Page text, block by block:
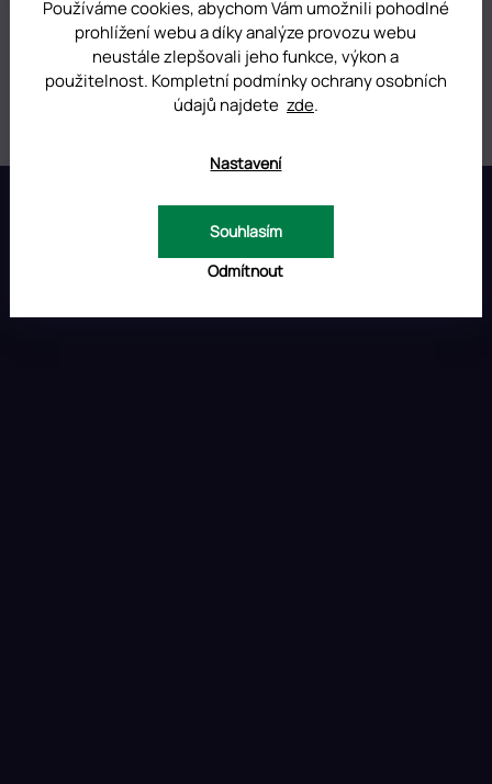
Používáme cookies, abychom Vám umožnili pohodlné
prohlížení webu a díky analýze provozu webu
neustále zlepšovali jeho funkce, výkon a
použitelnost. Kompletní podmínky ochrany osobních
údajů najdete zde.
Nastavení
Odmítnout
Souhlasím
Hmotnost: 0.01 kg
4 g
INSTAGRAM